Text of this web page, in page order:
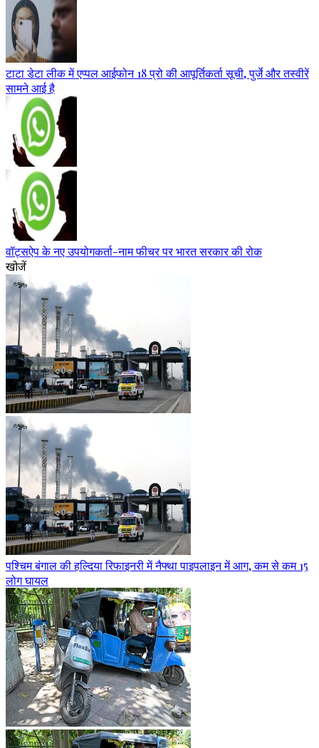
टाटा डेटा लीक में एप्पल आईफोन 18 प्रो की आपूर्तिकर्ता सूची, पुर्जे और तस्वीरें
सामने आई है
वॉट्सऐप के नए उपयोगकर्ता-नाम फीचर पर भारत सरकार की रोक
खोजें
पश्चिम बंगाल की हल्दिया रिफाइनरी में नैफ्था पाइपलाइन में आग, कम से कम 15
लोग घायल